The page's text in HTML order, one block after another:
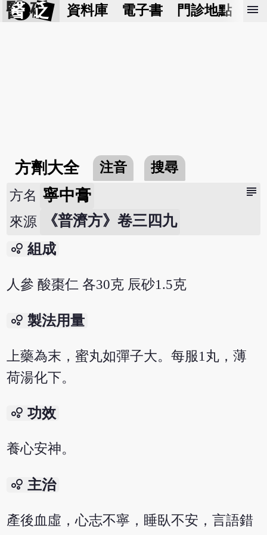
醫 砭 資料庫 電子書 門診地點 預
menu
方劑大全 注音 搜尋
subject
方名 寧中膏
來源 《普濟方》卷三四九
bubble_chart 組成
人參 酸棗仁 各30克 辰砂1.5克
bubble_chart 製法用量
上藥為末，蜜丸如彈子大。每服1丸，薄
荷湯化下。
bubble_chart 功效
養心安神。
bubble_chart 主治
產後血虛，心志不寧，睡臥不安，言語錯